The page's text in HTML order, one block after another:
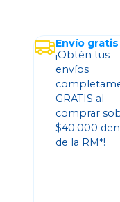
Envío gratis
¡Obtén tus
envíos
GRATIS al
comprar
$40.000
de la RM*!